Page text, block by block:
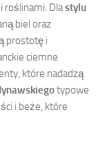
roślinami. Dlastylu
biel oraz
prostotę i
ciemne
które nadadzą
typowe
i beże, które